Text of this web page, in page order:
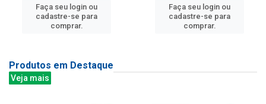
Faça seu login ou
cadastre-se para
comprar.
Faça seu login ou
cadastre-se para
comprar.
Produtos em Destaque
Veja mais